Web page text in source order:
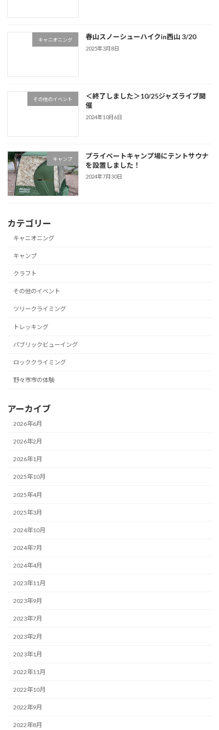
キャニオニング 春山スノーシューハイクin西山 3/20
2025年3月8日
その他のイベント
＜終了しました＞10/25ジャズライブ開
催
2024年10月6日
キャンプ
プライベートキャンプ場にテントサウナ
を設置しました！
2024年7月30日
カテゴリー
キャニオニング
キャンプ
クラフト
その他のイベント
ツリークライミング
トレッキング
パブリックビューイング
ロッククライミング
野々市市の体験
アーカイブ
2026年6月
2026年2月
2026年1月
2025年10月
2025年4月
2025年3月
2024年10月
2024年7月
2024年4月
2023年11月
2023年9月
2023年7月
2023年2月
2023年1月
2022年11月
2022年10月
2022年9月
2022年8月